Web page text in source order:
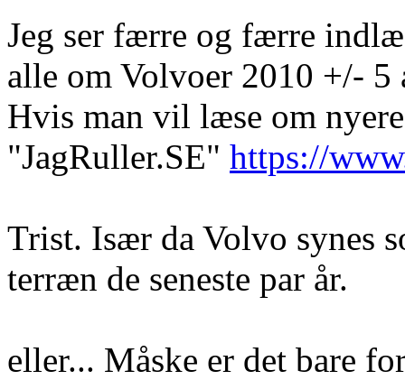
Jeg ser færre og færre
alle om Volvoer 2010 +/- 5
Hvis man vil læse om
"JagRuller.SE" https://
Trist. Især da Volvo synes
terræn de seneste par år.
eller... Måske er det bare